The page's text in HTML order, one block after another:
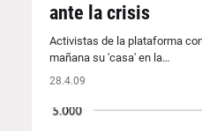
ante la crisis
Activistas de la plataforma
mañana su 'casa' en la…
28.4.09